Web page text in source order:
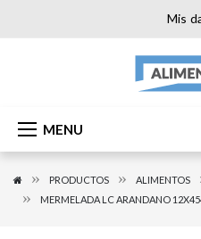
Mis
MENU
PRODUCTOS ALIMENTOS
MERMELADA LC ARANDANO